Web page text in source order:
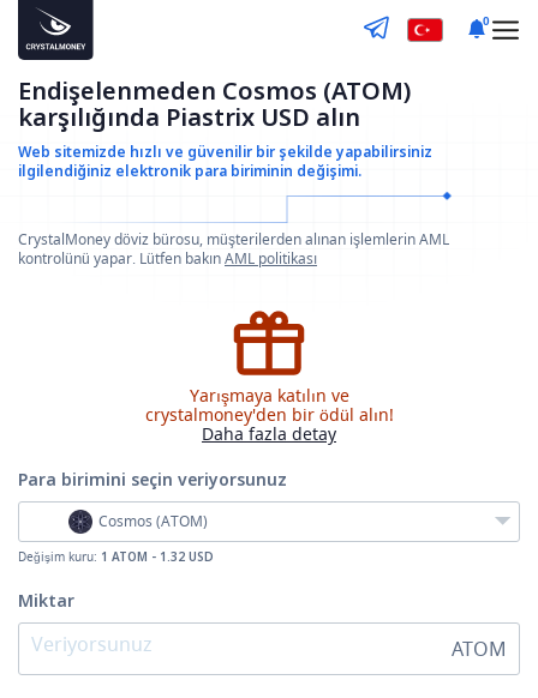
0
Endişelenmeden Cosmos (ATOM)
karşılığında Piastrix USD alın
Web sitemizde hızlı ve güvenilir bir şekilde yapabilirsiniz
ilgilendiğiniz elektronik para biriminin değişimi.
CrystalMoney döviz bürosu, müşterilerden alınan işlemlerin AML
kontrolünü yapar. Lütfen bakınAML politikası
Yarışmaya katılın ve
crystalmoney'den bir ödül alın!
Daha fazla detay
Para birimini seçin veriyorsunuz
Cosmos (ATOM)
Değişim kuru: 1 ATOM - 1.32 USD
Miktar
ATOM